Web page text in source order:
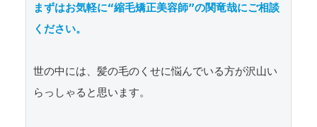
まずはお気軽に“縮毛矯正美容師”の関竜哉にご相談
ください。
世の中には、髪の毛のくせに悩んでいる方が沢山い
らっしゃると思います。